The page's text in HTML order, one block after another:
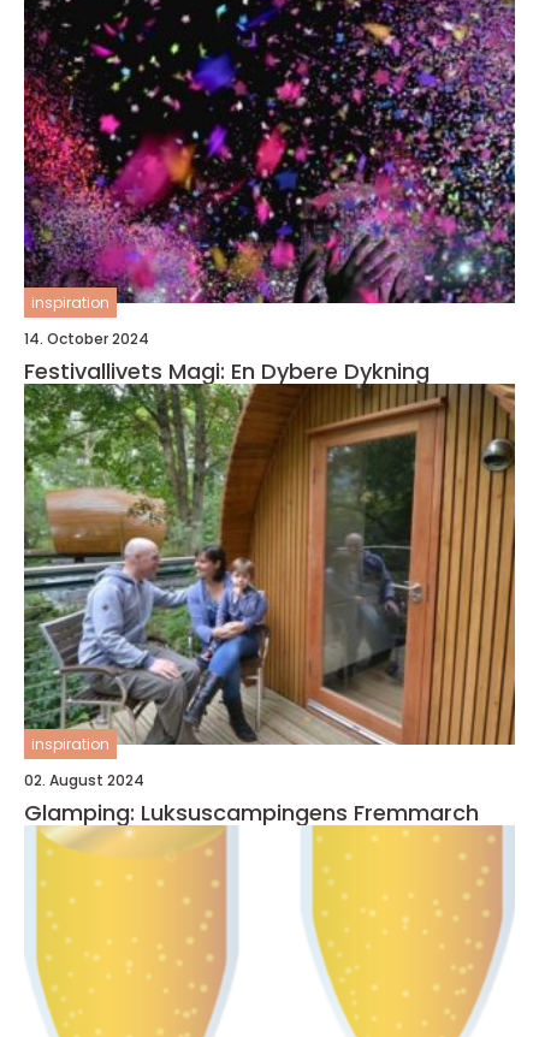
inspiration
14. October 2024
Festivallivets Magi: En Dybere Dykning
inspiration
02. August 2024
Glamping: Luksuscampingens Fremmarch